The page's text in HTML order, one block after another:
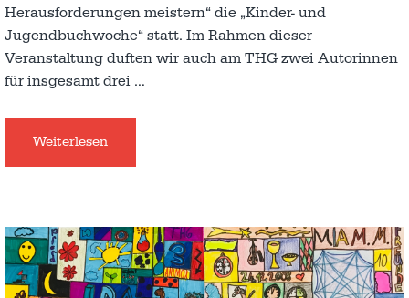
Herausforderungen meistern“ die „Kinder- und
Jugendbuchwoche“ statt. Im Rahmen dieser
Veranstaltung duften wir auch am THG zwei Autorinnen
für insgesamt drei …
Weiterlesen